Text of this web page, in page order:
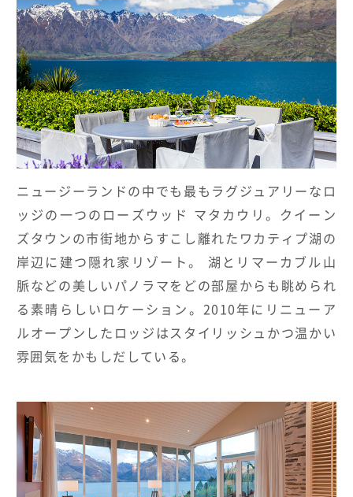
モデルプラン
HOTELS & RESORTS
MAGELLAN's Choice
ABOUT US PARTNERS THE LOUNGE INSIGNIA
ニュージーランドの中でも最もラグジュアリーなロ
ッジの一つのローズウッド マタカウリ。クイーン
ズタウンの市街地からすこし離れたワカティプ湖の
岸辺に建つ隠れ家リゾート。 湖とリマーカブル山
脈などの美しいパノラマをどの部屋からも眺められ
る素晴らしいロケーション。2010年にリニューア
ルオープンしたロッジはスタイリッシュかつ温かい
雰囲気をかもしだしている。